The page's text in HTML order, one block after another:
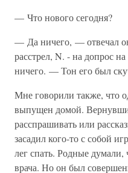
— Что нового сегодня?
— Да ничего, — отвечал
расстрел, N. - на допрос
ничего. — Тон его был
Мне говорили также, что
выпущен домой.
расспрашивать или
засадил кого-то с собой
лег спать. Родные
врача. Но он был